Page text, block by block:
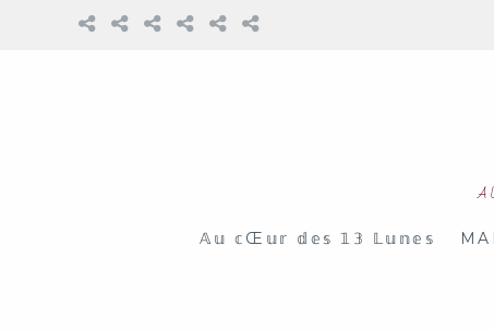
𝔸𝕦 𝕔Œ𝕦𝕣 𝕕𝕖𝕤 𝟙𝟛 𝕃𝕦𝕟𝕖𝕤